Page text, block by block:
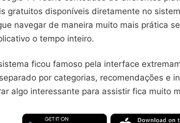
gratuitos disponíveis diretamente no
navegar de maneira muito mais prática
o tempo inteiro.
ficou famoso pela interface
por categorias, recomendações e
algo interessante para assistir fica muito